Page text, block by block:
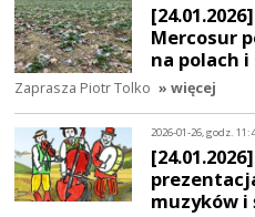
Mercosur
na polach
Zaprasza Piotr Tolko » więcej
2026-01-26, godz.
muzyków i